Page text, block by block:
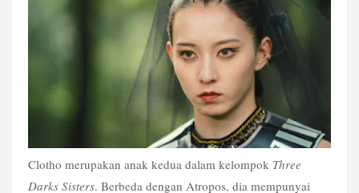
Clotho merupakan anak kedua dalam kelompok Three
Darks Sisters. Berbeda dengan Atropos, dia mempunyai